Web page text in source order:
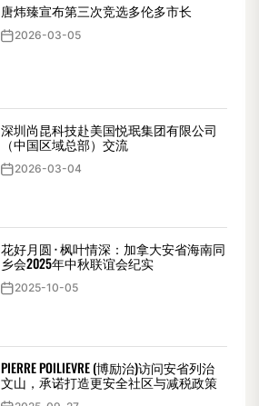
唐炜臻宣布第三次竞选多伦多市长
2026-03-05
深圳尚昆科技赴美国悦珉集团有限公司
（中国区域总部）交流
2026-03-04
花好月圆 · 枫叶情深：加拿大安省海南同
乡会2025年中秋联谊会纪实
2025-10-05
PIERRE POILIEVRE (博励治)访问安省列治
文山，承诺打造更安全社区与减税政策